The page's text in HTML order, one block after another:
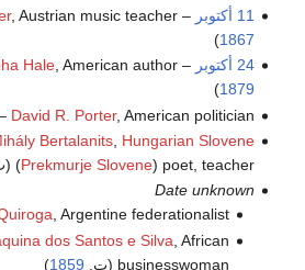
11 أكتوبر
–, Austrian music teacher (ت.
1867
)
24 أكتوبر
–
Hale, American author (ت.
1879
)
David R. Porter, American politician (ت.
Bertalanits, Hungarian Slovene
(Prekmurje Slovene) poet, teacher (ت.
Date unknown
, Argentine federationalist (ت.
dos Santos e Silva , African
businesswoman (ت.
1859
)